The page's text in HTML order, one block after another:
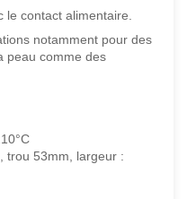
le contact alimentaire.
notamment pour des
peau comme des
trou 53mm, largeur :